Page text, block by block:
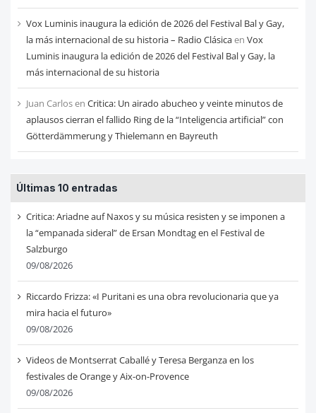
Vox Luminis inaugura la edición de 2026 del Festival Bal y Gay,
la más internacional de su historia – Radio Clásicaen Vox
Luminis inaugura la edición de 2026 del Festival Bal y Gay, la
más internacional de su historia
Juan Carlosen Critica: Un airado abucheo y veinte minutos de
aplausos cierran el fallido Ring de la “Inteligencia artificial” con
Götterdämmerung y Thielemann en Bayreuth
Últimas 10 entradas
Critica: Ariadne auf Naxos y su música resisten y se imponen a
la “empanada sideral” de Ersan Mondtag en el Festival de
Salzburgo
09/08/2026
Riccardo Frizza: «I Puritani es una obra revolucionaria que ya
mira hacia el futuro»
09/08/2026
Videos de Montserrat Caballé y Teresa Berganza en los
festivales de Orange y Aix-on-Provence
09/08/2026